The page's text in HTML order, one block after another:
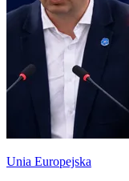
Unia Europejska